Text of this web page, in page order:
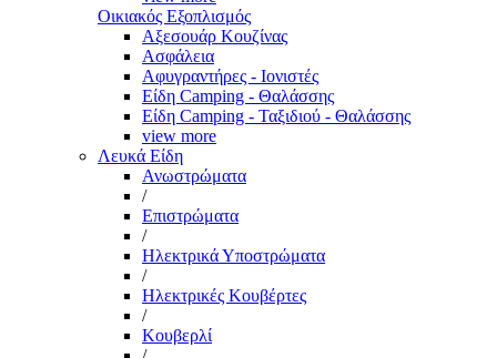
Οικιακός Εξοπλισμός
Αξεσουάρ Κουζίνας
Ασφάλεια
Αφυγραντήρες - Ιονιστές
Είδη Camping - Θαλάσσης
Είδη Camping - Ταξιδιού - Θαλάσσης
view more
Λευκά Είδη
Ανωστρώματα
/
Επιστρώματα
/
Ηλεκτρικά Υποστρώματα
/
Ηλεκτρικές Κουβέρτες
/
Κουβερλί